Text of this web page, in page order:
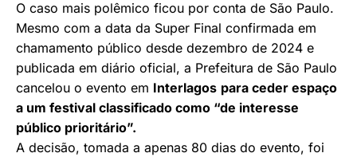
O caso mais polêmico ficou por conta de São Paulo.
Mesmo com a data da Super Final confirmada em
chamamento público desde dezembro de 2024 e
publicada em diário oficial, a Prefeitura de São Paulo
cancelou o evento em Interlagos para ceder espaço
a um festival classificado como “de interesse
público prioritário”.
A decisão, tomada a apenas 80 dias do evento, foi